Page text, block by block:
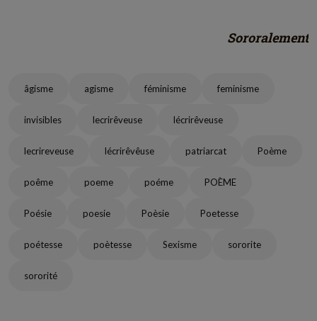
Sororalement
âgisme agisme féminisme feminisme
invisibles lecrirêveuse lécrirêveuse
lecrireveuse lécrirêvêuse patriarcat Poème
poême poeme poéme POÈME
Poésie poesie Poèsie Poetesse
poétesse poètesse Sexisme sororite
sororité